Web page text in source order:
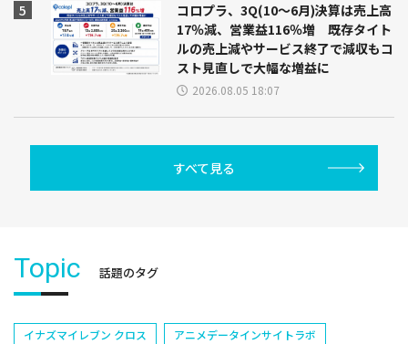
コロプラ、3Q(10～6月)決算は売上高
17％減、営業益116％増 既存タイト
ルの売上減やサービス終了で減収もコ
スト見直しで大幅な増益に
2026.08.05 18:07
すべて見る
Topic 話題のタグ
イナズマイレブン クロス
アニメデータインサイトラボ